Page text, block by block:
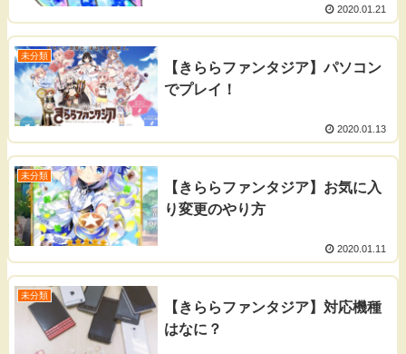
2020.01.21
未分類
【きららファンタジア】パソコン
でプレイ！
2020.01.13
未分類
【きららファンタジア】お気に入
り変更のやり方
2020.01.11
未分類
【きららファンタジア】対応機種
はなに？